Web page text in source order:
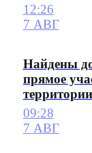
12:26
7 АВГ
Найдены
прямое
09:28
7 АВГ